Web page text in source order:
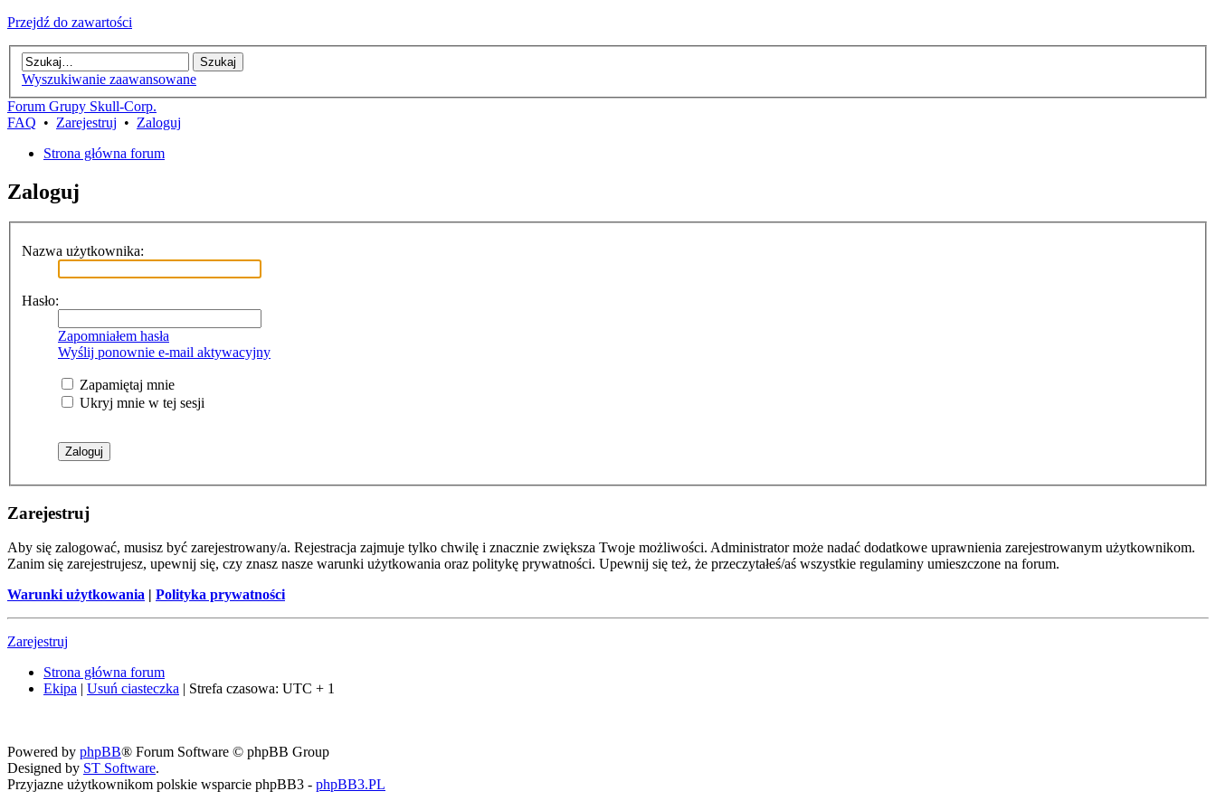
Przejdź do zawartości
Wyszukiwanie zaawansowane
Forum Grupy Skull-Corp.
FAQ • Zarejestruj • Zaloguj
Strona główna forum
Zaloguj
Nazwa użytkownika:
Hasło:
Zapomniałem hasła
Wyślij ponownie e-mail aktywacyjny
Zapamiętaj mnie
Ukryj mnie w tej sesji
Zarejestruj
Aby się zalogować, musisz być zarejestrowany/a. Rejestracja zajmuje tylko chwilę i znacznie zwiększa Twoje możliwości. Administrator może nadać dodatkowe uprawnienia zarejestrowanym użytkownikom.
Zanim się zarejestrujesz, upewnij się, czy znasz nasze warunki użytkowania oraz politykę prywatności. Upewnij się też, że przeczytałeś/aś wszystkie regulaminy umieszczone na forum.
Warunki użytkowania | Polityka prywatności
Zarejestruj
Strona główna forum
Ekipa | Usuń ciasteczka | Strefa czasowa: UTC + 1
Powered by phpBB® Forum Software © phpBB Group
Designed by ST Software.
Przyjazne użytkownikom polskie wsparcie phpBB3 - phpBB3.PL